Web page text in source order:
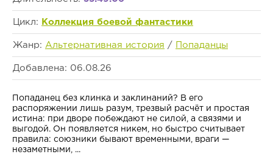
Цикл: Коллекция боевой фантастики
Жанр: Альтернативная история / Попаданцы
Добавлена: 06.08.26
Попаданец без клинка и заклинаний? В его
распоряжении лишь разум, трезвый расчёт и простая
истина: при дворе побеждают не силой, а связями и
выгодой. Он появляется никем, но быстро считывает
правила: союзники бывают временными, враги —
незаметными, ...